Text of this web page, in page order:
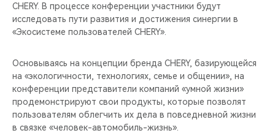
CHERY. В процессе конференции участники будут
исследовать пути развития и достижения синергии в
«Экосистеме пользователей CHERY».
Основываясь на концепции бренда CHERY, базирующейся
на «экологичности, технологиях, семье и общении», на
конференции представители компаний «умной жизни»
продемонстрируют свои продукты, которые позволят
пользователям облегчить их дела в повседневной жизни
в связке «человек-автомобиль-жизнь».